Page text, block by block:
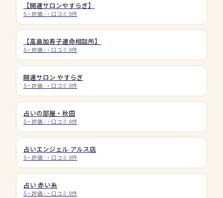
【開運サロンやすらぎ】
5 ・評価 - ・口コミ 0件
【高島加寿子運命相談所】
5 ・評価 - ・口コミ 0件
開運サロン やすらぎ
5 ・評価 - ・口コミ 0件
占いの部屋・秋田
5 ・評価 - ・口コミ 0件
占いエンジェル アルス店
5 ・評価 - ・口コミ 0件
占い 赤い糸
5 ・評価 - ・口コミ 0件